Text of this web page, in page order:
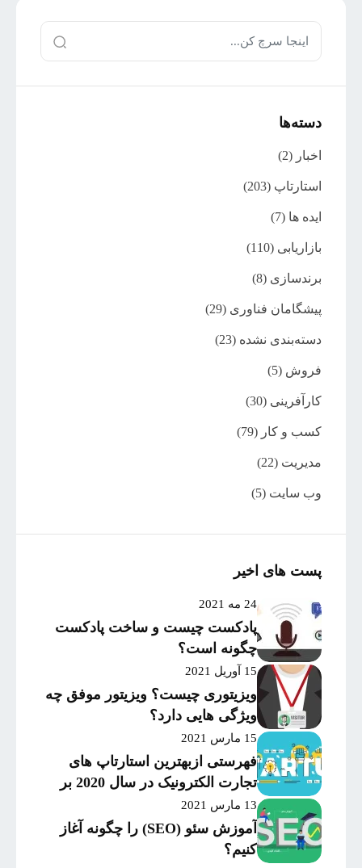
دسته‌ها
اخبار (2)
استارتاپ (203)
ایده ها (7)
بازاریابی (110)
برندسازی (8)
پیشگامان فناوری (29)
دسته‌بندی نشده (23)
فروش (5)
کارآفرینی (30)
کسب و کار (79)
مدیریت (22)
وب سایت (5)
پست های اخیر
24 مه 2021
پادکست چیست و ساخت پادکست
چگونه است؟
15 آوریل 2021
ویزیتوری چیست؟ ویزیتور موفق چه
ویژگی هایی دارد؟
15 مارس 2021
فهرستی ازبهترین استارتاپ های
تجارت الکترونیک در سال 2020 بر
اساس میزان موفقیت و
سرمایه‌گذاری
13 مارس 2021
آموزش سئو (SEO) را چگونه آغاز
کنیم؟